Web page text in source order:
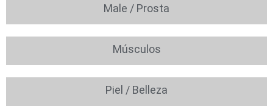
Male / Prosta
Músculos
Piel / Belleza